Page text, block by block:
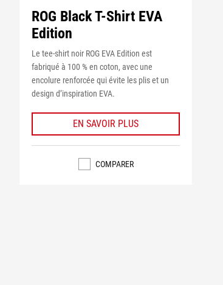
ROG Black T-Shirt EVA
Edition
Le tee-shirt noir ROG EVA Edition est
fabriqué à 100 % en coton, avec une
encolure renforcée qui évite les plis et un
design d’inspiration EVA.
EN SAVOIR PLUS
COMPARER